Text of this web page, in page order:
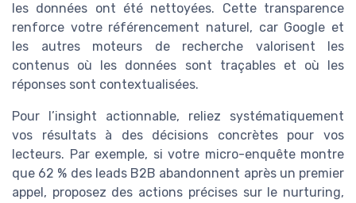
les données ont été nettoyées. Cette transparence
renforce votre référencement naturel, car Google et
les autres moteurs de recherche valorisent les
contenus où les données sont traçables et où les
réponses sont contextualisées.
Pour l’insight actionnable, reliez systématiquement
vos résultats à des décisions concrètes pour vos
lecteurs. Par exemple, si votre micro-enquête montre
que 62 % des leads B2B abandonnent après un premier
appel, proposez des actions précises sur le nurturing,